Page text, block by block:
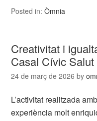
Posted in:Òmnia
Creativitat i
Casal Cívic
24 de març de 2026 by
L’activitat realitzada
experiència molt